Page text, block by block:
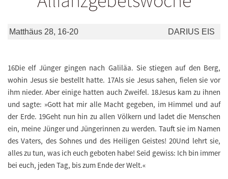
Matthäus 28, 16-20 DARIUS EIS
16Die elf Jünger gingen nach Galiläa. Sie stiegen auf den Berg,
wohin Jesus sie bestellt hatte. 17Als sie Jesus sahen, fielen sie vor
ihm nieder. Aber einige hatten auch Zweifel. 18Jesus kam zu ihnen
und sagte: »Gott hat mir alle Macht gegeben, im Himmel und auf
der Erde. 19Geht nun hin zu allen Völkern und ladet die Menschen
ein, meine Jünger und Jüngerinnen zu werden. Tauft sie im Namen
des Vaters, des Sohnes und des Heiligen Geistes! 20Und lehrt sie,
alles zu tun, was ich euch geboten habe! Seid gewiss: Ich bin immer
bei euch, jeden Tag, bis zum Ende der Welt.«